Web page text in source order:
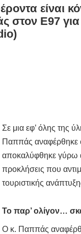
είναι
στον Ε97
Σε μια εφ’ όλης της
Παππάς αναφέρθηκε
αποκαλύφθηκε γύρω
προκλήσεις που
τουριστικής
Το παρ’ ολίγον…
Ο κ. Παππάς